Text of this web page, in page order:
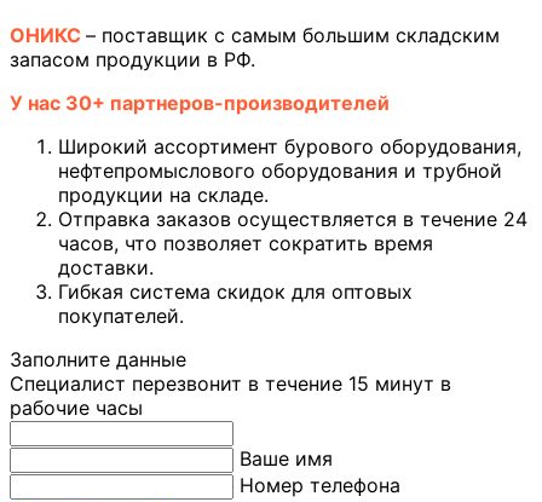
ОНИКС – поставщик с самым большим складским
запасом продукции в РФ.
У нас 30+ партнеров-производителей
Широкий ассортимент бурового оборудования,
нефтепромыслового оборудования и трубной
продукции на складе.
Отправка заказов осуществляется в течение 24
часов, что позволяет сократить время
доставки.
Гибкая система скидок для оптовых
покупателей.
Заполните данные
Специалист перезвонит в течение 15 минут в
рабочие часы
Ваше имя
Номер телефона